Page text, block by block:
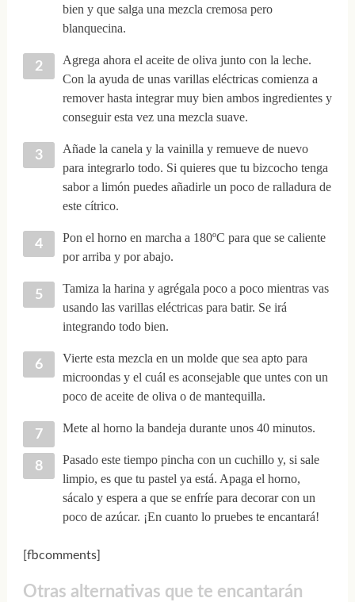
bien y que salga una mezcla cremosa pero
blanquecina.
Agrega ahora el aceite de oliva junto con la leche.
Con la ayuda de unas varillas eléctricas comienza a
remover hasta integrar muy bien ambos ingredientes y
conseguir esta vez una mezcla suave.
Añade la canela y la vainilla y remueve de nuevo
para integrarlo todo. Si quieres que tu bizcocho tenga
sabor a limón puedes añadirle un poco de ralladura de
este cítrico.
Pon el horno en marcha a 180ºC para que se caliente
por arriba y por abajo.
Tamiza la harina y agrégala poco a poco mientras vas
usando las varillas eléctricas para batir. Se irá
integrando todo bien.
Vierte esta mezcla en un molde que sea apto para
microondas y el cuál es aconsejable que untes con un
poco de aceite de oliva o de mantequilla.
Mete al horno la bandeja durante unos 40 minutos.
Pasado este tiempo pincha con un cuchillo y, si sale
limpio, es que tu pastel ya está. Apaga el horno,
sácalo y espera a que se enfríe para decorar con un
poco de azúcar. ¡En cuanto lo pruebes te encantará!
[fbcomments]
Otras alternativas que te encantarán